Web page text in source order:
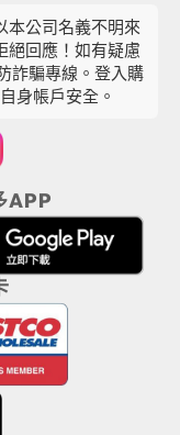
本公司名義不明來
絕回應！如有疑慮
詐騙專線。登入購
身帳戶安全。
APP